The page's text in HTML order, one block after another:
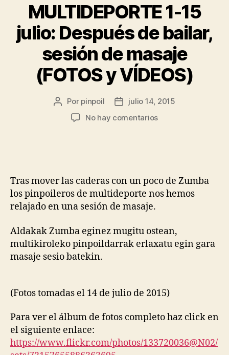
MULTIDEPORTE 1-15
julio: Después de bailar,
sesión de masaje
(FOTOS y VÍDEOS)
Por pinpoil
julio 14, 2015
No hay comentarios
Tras mover las caderas con un poco de Zumba
los pinpoileros de multideporte nos hemos
relajado en una sesión de masaje.
Aldakak Zumba eginez mugitu ostean,
multikiroleko pinpoildarrak erlaxatu egin gara
masaje sesio batekin.
(Fotos tomadas el 14 de julio de 2015)
Para ver el álbum de fotos completo haz click en
el siguiente enlace:
https://www.flickr.com/photos/133720036@N02/